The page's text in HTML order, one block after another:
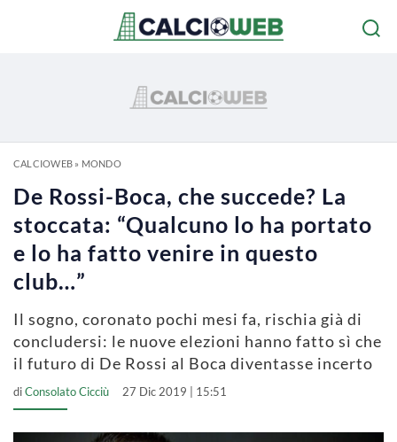
CALCIOWEB» MONDO
De Rossi-Boca, che succede? La
stoccata: “Qualcuno lo ha portato
e lo ha fatto venire in questo
club…”
Il sogno, coronato pochi mesi fa, rischia già di
concludersi: le nuove elezioni hanno fatto sì che
il futuro di De Rossi al Boca diventasse incerto
diConsolato Cicciù 27 Dic 2019 | 15:51